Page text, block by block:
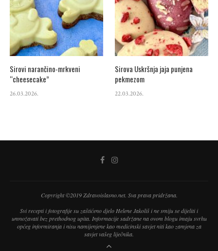
Sirovi narančino-mrkveni
“cheesecake”
26.03.2026.
Sirova Uskršnja jaja punjena
pekmezom
22.03.2026.
Copyright ©2019 Zdravoislasno.net. Sva prava pridržana.
Svi recepti i fotografije su zaštićeno djelo Helene Jakoliš i ne smiju se dijeliti i
umnožavati bez prethodnog upita. Informacije sadržane na ovom blogu imaju svrhu
općeg informiranja i nisu namijenjene kao medicinski savjet niti kao zamjena za
savjet vašeg liječnika.